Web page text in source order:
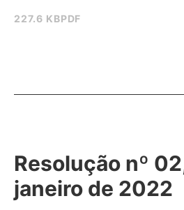
227.6 KBPDF
Resolução nº
janeiro de 2022